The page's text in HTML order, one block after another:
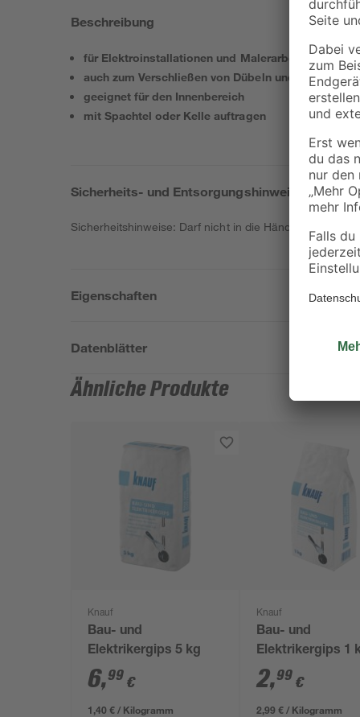
Beschreibung
für Elektroinstallationen und Malerarbeiten
auch zum Verschließen von Dübeln und Löchern
geeignet für den Innenbereich
mit Spachtel oder Kelle auftragen
Sicherheits- und Entsorgungshinweise
Sicherheitshinweise: Darf nicht in die Hände von
Eigenschaften
Datenblätter
Ähnliche Produkte
Knauf
Bau- und
Elektrikergips 5 kg
6,99 €
1,40 € / Kilogramm
Knauf
Bau- und
Elektrikergips 1
2,99 €
2,99 € / Kilogramm